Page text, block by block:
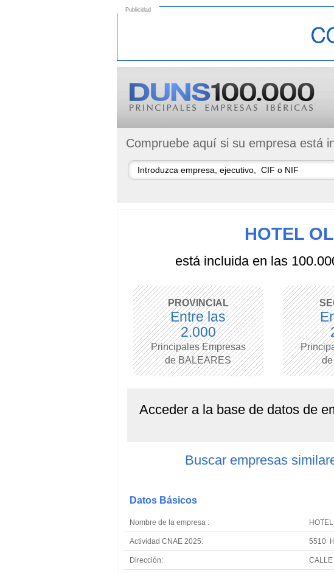
Publicidad
Compruebe aquí si su empresa está
HOTEL
está incluida en las
PROVINCIAL
Entre las
2.000
Principales Empresas
de BALEARES
Acceder a la base de datos de
Buscar empresas
Datos Básicos
Nombre de la empresa : HOTEL
Actividad CNAE 2025: 5510
Dirección: